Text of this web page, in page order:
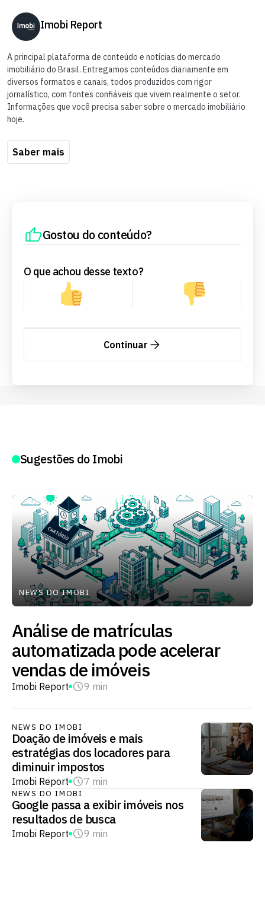
Imobi Report
A principal plataforma de conteúdo e notícias do mercado
imobiliário do Brasil. Entregamos conteúdos diariamente em
diversos formatos e canais, todos produzidos com rigor
jornalístico, com fontes confiáveis que vivem realmente o setor.
Informações que você precisa saber sobre o mercado imobiliário
hoje.
Saber mais
Gostou do conteúdo?
O que achou desse texto?
Continuar
Sugestões do Imobi
NEWS DO IMOBI
Análise de matrículas
automatizada pode acelerar
vendas de imóveis
Imobi Report 9 min
NEWS DO IMOBI
Doação de imóveis e mais
estratégias dos locadores para
diminuir impostos
Imobi Report 7 min
NEWS DO IMOBI
Google passa a exibir imóveis nos
resultados de busca
Imobi Report 9 min